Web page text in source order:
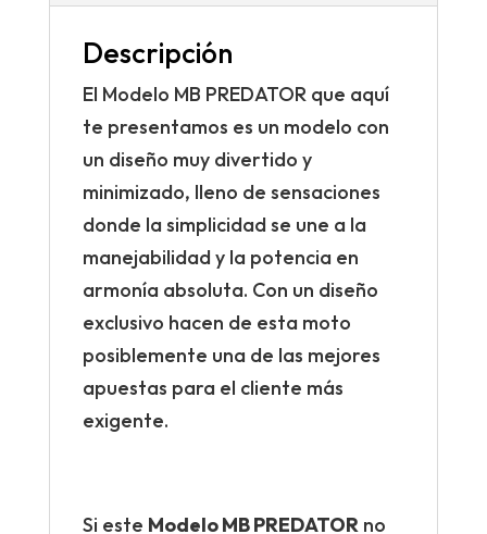
Descripción
El Modelo MB PREDATOR que aquí
te presentamos es un modelo con
un diseño muy divertido y
minimizado, lleno de sensaciones
donde la simplicidad se une a la
manejabilidad y la potencia en
armonía absoluta. Con un diseño
exclusivo hacen de esta moto
posiblemente una de las mejores
apuestas para el cliente más
exigente.
Si este Modelo MB PREDATORno